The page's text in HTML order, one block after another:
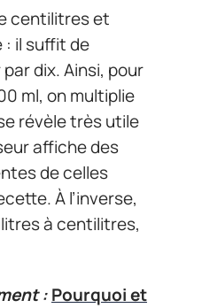
centilitres et
: il suffit de
dix. Ainsi, pour
ml, on multiplie
révèle très utile
affiche des
de celles
À l’inverse,
à centilitres,
:Pourquoi et